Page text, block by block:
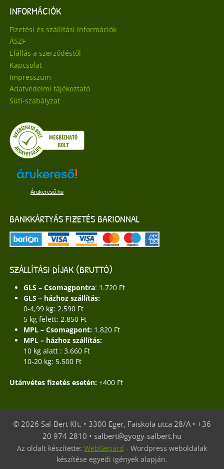
INFORMÁCIÓK
Fizetési és szállítási információk
ÁSZF
Elállás a szerződéstől
Kapcsolat
Impresszum
Adatvédelmi tájékoztató
Süti-szabályzat
Árukereső.hu
BANKKÁRTYÁS FIZETÉS BARIONNAL
SZÁLLÍTÁSI DÍJAK (BRUTTÓ)
GLS – Csomagpontra: 1.720 Ft
GLS – házhoz szállítás:
0-4,99 kg: 2.590 Ft
5 kg felett: 2.850 Ft
MPL – Csomagpont: 1.820 Ft
MPL – házhoz szállítás:
10 kg alatt : 3.660 Ft
10-20 kg: 5.500 Ft
Utánvétes fizetés esetén:+400 Ft
© 2026 Sal-Bert Kft. • 3300 Eger, Faiskola utca 28/A • +36
20 974 2810 • salbert@gyogy-salbert.hu
Az oldalt készítette: WebGepárd - Wordpress weboldalak
készítése egyedi igények alapján.